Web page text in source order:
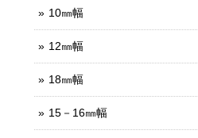
10㎜幅
12㎜幅
18㎜幅
15－16㎜幅